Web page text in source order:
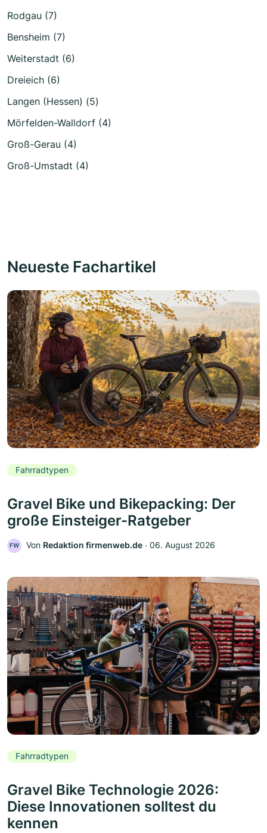
Rodgau (7)
Bensheim (7)
Weiterstadt (6)
Dreieich (6)
Langen (Hessen) (5)
Mörfelden-Walldorf (4)
Groß-Gerau (4)
Groß-Umstadt (4)
Neueste Fachartikel
Fahrradtypen
Gravel Bike und Bikepacking: Der
große Einsteiger-Ratgeber
FW Von Redaktion firmenweb.de ‧ 06. August 2026
Fahrradtypen
Gravel Bike Technologie 2026:
Diese Innovationen solltest du
kennen